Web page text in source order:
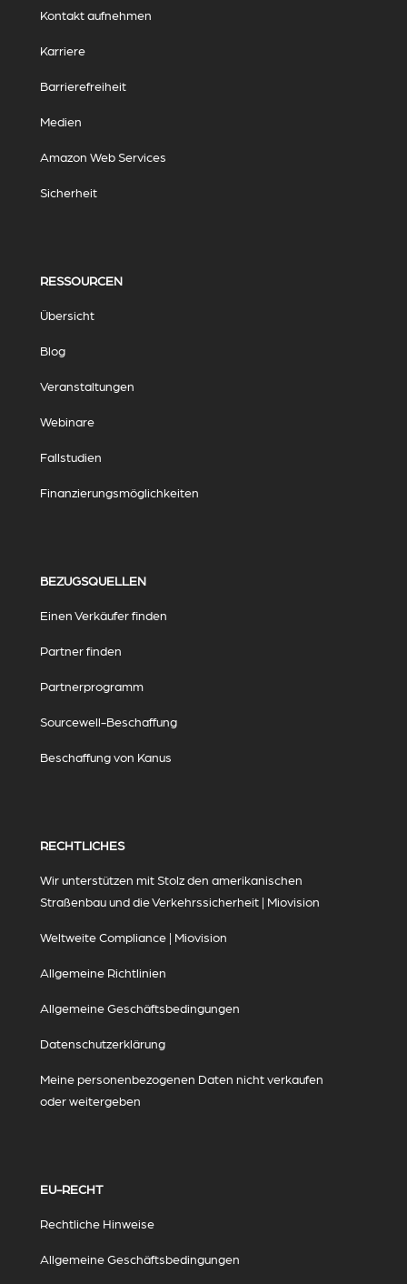
Kontakt aufnehmen
Karriere
Barrierefreiheit
Medien
Amazon Web Services
Sicherheit
RESSOURCEN
Übersicht
Blog
Veranstaltungen
Webinare
Fallstudien
Finanzierungsmöglichkeiten
BEZUGSQUELLEN
Einen Verkäufer finden
Partner finden
Partnerprogramm
Sourcewell-Beschaffung
Beschaffung von Kanus
RECHTLICHES
Wir unterstützen mit Stolz den amerikanischen
Straßenbau und die Verkehrssicherheit | Miovision
Weltweite Compliance | Miovision
Allgemeine Richtlinien
Allgemeine Geschäftsbedingungen
Datenschutzerklärung
Meine personenbezogenen Daten nicht verkaufen
oder weitergeben
EU-RECHT
Rechtliche Hinweise
Allgemeine Geschäftsbedingungen